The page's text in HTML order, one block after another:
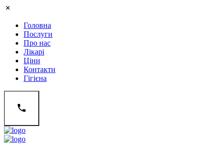
Головна
Послуги
Про нас
Лікарі
Ціни
Контакти
Гігієна